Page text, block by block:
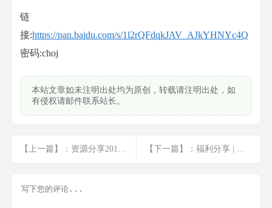
链
接:https://pan.baidu.com/s/1l2rQFdqkJAV_AJkYHNYc4Q
密码:choj
本站文章如未注明出处均为原创，转载请注明出处，如
有侵权请邮件联系站长。
【上一篇】：资源分享20180524 【下一篇】：福利分享 | 一个月的免费优酷会员领取